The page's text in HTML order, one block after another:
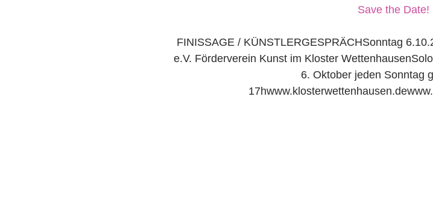
Save the Date!
FINISSAGE / KÜNSTLERGESPRÄCHSonntag
e.V. Förderverein Kunst im Kloster
6. Oktober jeden Sonntag